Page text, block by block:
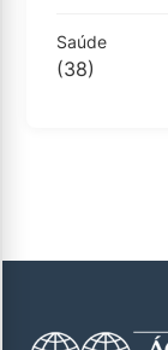
Saúde
(38)